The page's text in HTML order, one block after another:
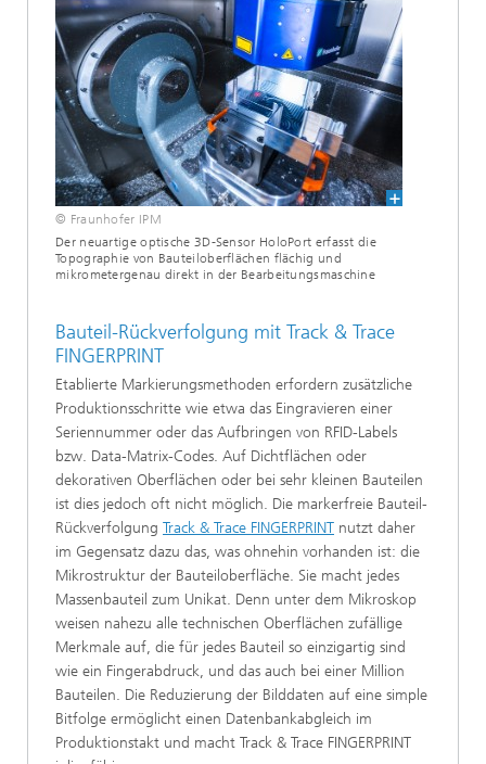
© Fraunhofer IPM
Der neuartige optische 3D-Sensor HoloPort erfasst die
Topographie von Bauteiloberflächen flächig und
mikrometergenau direkt in der Bearbeitungsmaschine
Bauteil-Rückverfolgung mit Track & Trace
FINGERPRINT
Etablierte Markierungsmethoden erfordern zusätzliche
Produktionsschritte wie etwa das Eingravieren einer
Seriennummer oder das Aufbringen von RFID-Labels
bzw. Data-Matrix-Codes. Auf Dichtflächen oder
dekorativen Oberflächen oder bei sehr kleinen Bauteilen
ist dies jedoch oft nicht möglich. Die markerfreie Bauteil-
Rückverfolgung Track & Trace FINGERPRINT nutzt daher
im Gegensatz dazu das, was ohnehin vorhanden ist: die
Mikrostruktur der Bauteiloberfläche. Sie macht jedes
Massenbauteil zum Unikat. Denn unter dem Mikroskop
weisen nahezu alle technischen Oberflächen zufällige
Merkmale auf, die für jedes Bauteil so einzigartig sind
wie ein Fingerabdruck, und das auch bei einer Million
Bauteilen. Die Reduzierung der Bilddaten auf eine simple
Bitfolge ermöglicht einen Datenbankabgleich im
Produktionstakt und macht Track & Trace FINGERPRINT